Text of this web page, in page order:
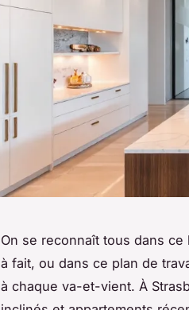
On se reconnaît tous dans
à fait, ou dans ce plan de
à chaque va-et-vient. À